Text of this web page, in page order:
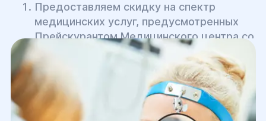
Предоставляем скидку на спектр
медицинских услуг, предусмотренных
Прейскурантом Медицинского центра со
скидкой 10% — для внутренне
перемещенных лиц при наличие
электронного направления***.
Воины Вооруженных Сил Украины
получают в Медицинском центре скидку